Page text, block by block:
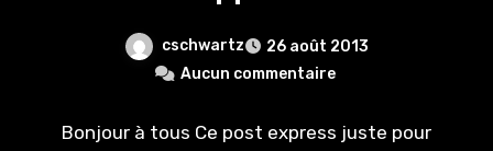
dans les update
cschwartz
26 août 2013
Aucun commentaire
Bonjour à tous Ce post express juste pour